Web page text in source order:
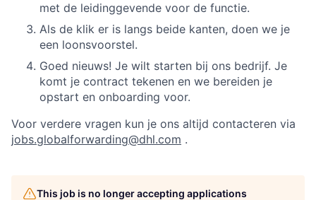
met de leidinggevende voor de functie.
Als de klik er is langs beide kanten, doen we je
een loonsvoorstel.
Goed nieuws! Je wilt starten bij ons bedrijf. Je
komt je contract tekenen en we bereiden je
opstart en onboarding voor.
Voor verdere vragen kun je ons altijd contacteren via
jobs.globalforwarding@dhl.com .
This job is no longer accepting applications